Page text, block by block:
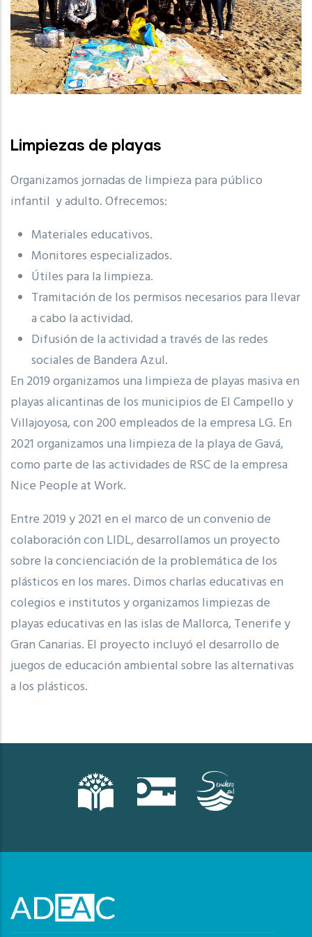
Limpiezas de playas
Organizamos jornadas de limpieza para público
infantil y adulto. Ofrecemos:
Materiales educativos.
Monitores especializados.
Útiles para la limpieza.
Tramitación de los permisos necesarios para llevar
a cabo la actividad.
Difusión de la actividad a través de las redes
sociales de Bandera Azul.
En 2019 organizamos una limpieza de playas masiva en
playas alicantinas de los municipios de El Campello y
Villajoyosa, con 200 empleados de la empresa LG. En
2021 organizamos una limpieza de la playa de Gavá,
como parte de las actividades de RSC de la empresa
Nice People at Work.
Entre 2019 y 2021 en el marco de un convenio de
colaboración con LIDL, desarrollamos un proyecto
sobre la concienciación de la problemática de los
plásticos en los mares. Dimos charlas educativas en
colegios e institutos y organizamos limpiezas de
playas educativas en las islas de Mallorca, Tenerife y
Gran Canarias. El proyecto incluyó el desarrollo de
juegos de educación ambiental sobre las alternativas
a los plásticos.